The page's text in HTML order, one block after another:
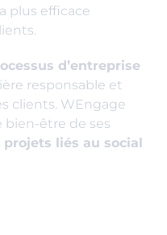
plus efficace
d’entreprise
responsable et
clients. WEngage
être de ses
projets liés au social